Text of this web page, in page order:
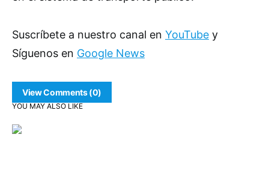
Suscríbete a nuestro canal en YouTube y
Síguenos en Google News
View Comments (0)
YOU MAY ALSO LIKE